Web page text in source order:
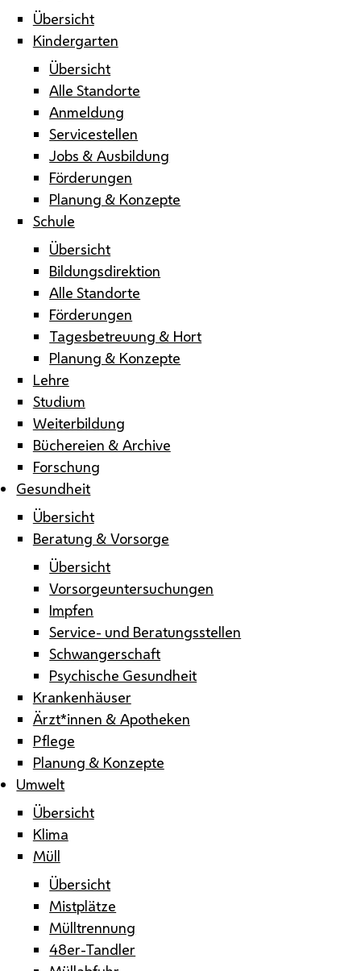
Übersicht
Kindergarten
Übersicht
Alle Standorte
Anmeldung
Servicestellen
Jobs & Ausbildung
Förderungen
Planung & Konzepte
Schule
Übersicht
Bildungsdirektion
Alle Standorte
Förderungen
Tagesbetreuung & Hort
Planung & Konzepte
Lehre
Studium
Weiterbildung
Büchereien & Archive
Forschung
Gesundheit
Übersicht
Beratung & Vorsorge
Übersicht
Vorsorgeuntersuchungen
Impfen
Service- und Beratungsstellen
Schwangerschaft
Psychische Gesundheit
Krankenhäuser
Ärzt*innen & Apotheken
Pflege
Planung & Konzepte
Umwelt
Übersicht
Klima
Müll
Übersicht
Mistplätze
Mülltrennung
48er-Tandler